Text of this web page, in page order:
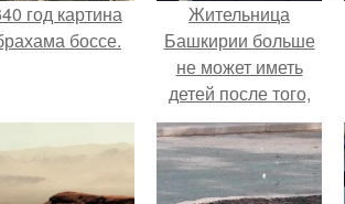
год картина
боссе.
Жительница
Башкирии больше
не может иметь
детей после того,
как медики сделали
ей аборт на шестом
месяце